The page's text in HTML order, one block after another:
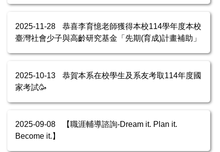
2025-11-28
恭喜李育憶老師獲得本校114學年度本校
臺灣社會少子與高齡研究基金「先期(育成)計畫補助」
2025-10-13
恭賀本系在校學生及系友考取114年度國
家考試🥳
2025-09-08
【職涯輔導諮詢-Dream it. Plan it.
Become it.】